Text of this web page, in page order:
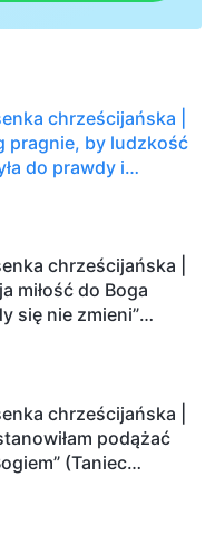
chrześcijańska |
pragnie, by ludzkość
do prawdy i
chrześcijańska |
miłość do Boga
się nie zmieni”
chrześcijańska |
podążać
(Taniec